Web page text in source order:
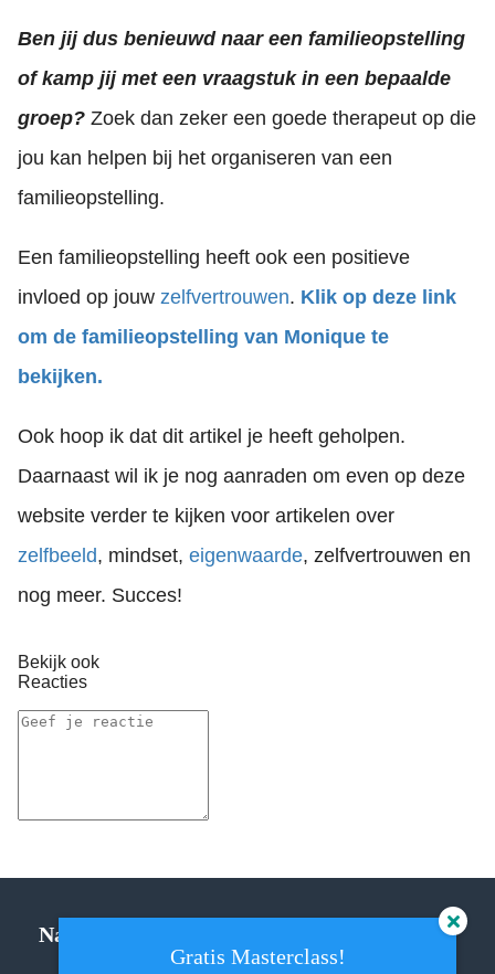
Ben jij dus benieuwd naar een familieopstelling
of kamp jij met een vraagstuk in een bepaalde
groep? Zoek dan zeker een goede therapeut op die
jou kan helpen bij het organiseren van een
familieopstelling.
Een familieopstelling heeft ook een positieve
invloed op jouw zelfvertrouwen. Klik op deze link
om de familieopstelling van Monique te
bekijken.
Ook hoop ik dat dit artikel je heeft geholpen.
Daarnaast wil ik je nog aanraden om even op deze
website verder te kijken voor artikelen over
zelfbeeld, mindset, eigenwaarde, zelfvertrouwen en
nog meer. Succes!
Bekijk ook
Reacties
Navigatie
Gratis Masterclass!